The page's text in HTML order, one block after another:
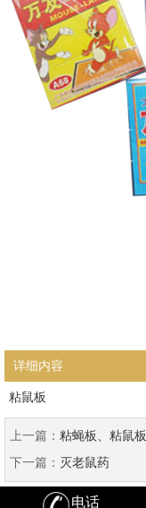
详细内容
粘鼠板
上一篇： 粘蝇板、粘鼠板
下一篇： 灭老鼠药
电话